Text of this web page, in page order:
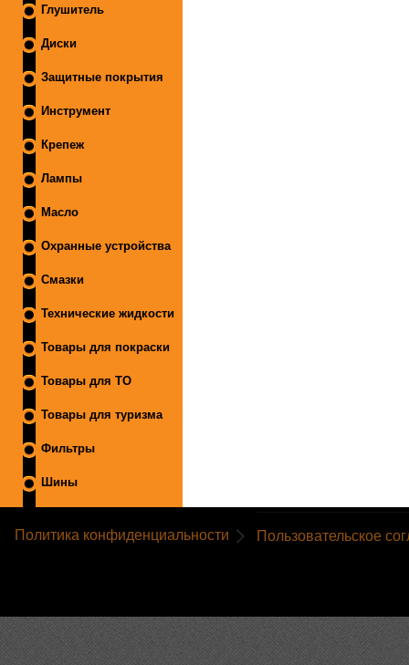
Глушитель
Диски
Защитные покрытия
Инструмент
Крепеж
Лампы
Масло
Охранные устройства
Смазки
Технические жидкости
Товары для покраски
Товары для ТО
Товары для туризма
Фильтры
Шины
Политика конфиденциальности Пользовательское